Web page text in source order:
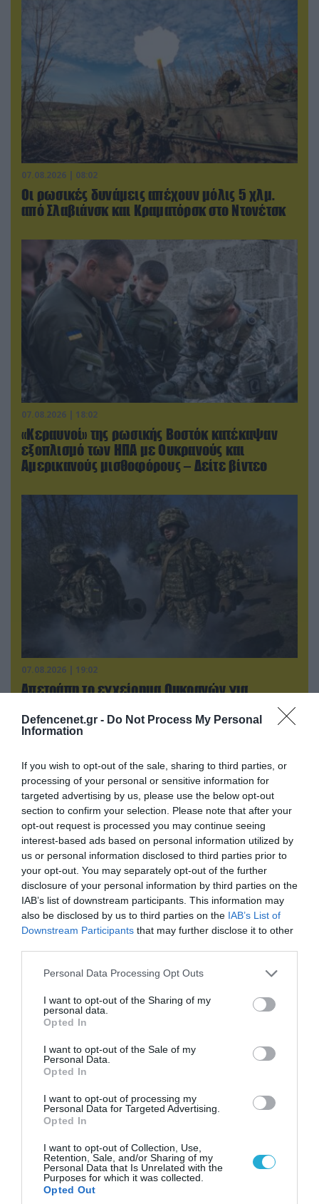
Defencenet.gr - Do Not Process My Personal
Information
If you wish to opt-out of the sale, sharing to third parties, or
processing of your personal or sensitive information for
targeted advertising by us, please use the below opt-out
section to confirm your selection. Please note that after your
opt-out request is processed you may continue seeing
interest-based ads based on personal information utilized by
us or personal information disclosed to third parties prior to
your opt-out. You may separately opt-out of the further
disclosure of your personal information by third parties on the
IAB’s list of downstream participants. This information may
also be disclosed by us to third parties on the IAB’s List of
Downstream Participants that may further disclose it to other
Please note that this website/app uses one or more Google
not limited to your visit or usage behaviour. You may click to
grant or deny consent to Google and its third-party tags to
use your data for below specified purposes in below Google
consent section.
Personal Data Processing Opt Outs
I want to opt-out of the Sharing of my
personal data.
Opted In
I want to opt-out of the Sale of my
Personal Data.
Opted In
I want to opt-out of processing my
Personal Data for Targeted Advertising.
Opted In
I want to opt-out of Collection, Use,
Retention, Sale, and/or Sharing of my
Personal Data that Is Unrelated with the
Purposes for which it was collected.
Opted Out
07.08.2026 | 08:02
Οι ρωσικές δυνάμεις απέχουν μόλις 5 χλμ.
από Σλαβιάνσκ και Κραματόρσκ στο Ντονέτσκ
07.08.2026 | 18:02
«Κεραυνοί» της ρωσικής Βοστόκ κατέκαψαν
εξοπλισμό των ΗΠΑ με Ουκρανούς και
Αμερικανούς μισθοφόρους – Δείτε βίντεο
07.08.2026 | 19:02
Απετράπη το εγχείρημα Ουκρανών για
αντεπίθεση στο Κολομίγτσι: Δείτε το πριν & το
μετά της προσπάθειάς τους (βίντεο)
ΠΟΛΙΤΙΚΗ
07.08.2026 | 20:02
Κωνσταντίνο Ζούλα από τον ΣΚΑΪ – Ο λόγος της
απομάκρυνσής του